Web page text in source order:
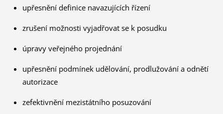
upřesnění definice navazujících řízení
zrušení možnosti vyjadřovat se k posudku
úpravy veřejného projednání
upřesnění podmínek udělování, prodlužování a odnětí
autorizace
zefektivnění mezistátního posuzování